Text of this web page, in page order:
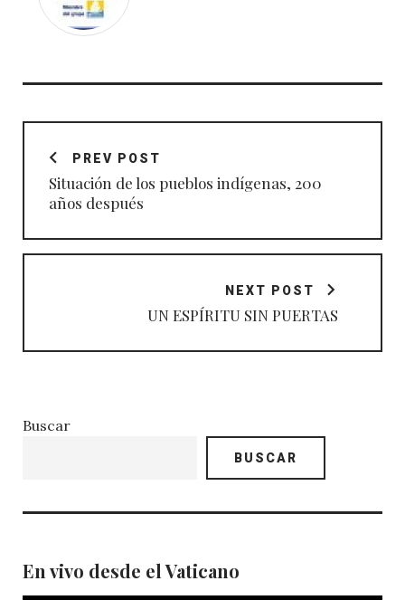
Navegación
entradasPREV POST
Situación de los pueblos indígenas, 200
años después
NEXT POST
UN ESPÍRITU SIN PUERTAS
Buscar
BUSCAR
En vivo desde el Vaticano